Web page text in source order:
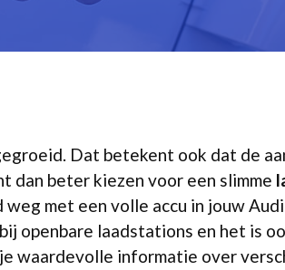
Dat betekent ook dat de
dan beter kiezen voor een slimme
met een volle accu in jouw
openbare laadstations en het is
waardevolle informatie over